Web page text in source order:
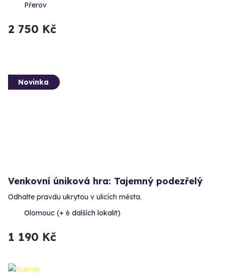
Přerov
2 750 Kč
Novinka
Venkovní úniková hra: Tajemný podezřelý
Odhalte pravdu ukrytou v ulicích města.
Olomouc (+ 6 dalších lokalit)
1 190 Kč